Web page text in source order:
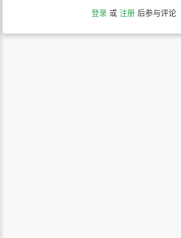
登录 或 注册 后参与评论